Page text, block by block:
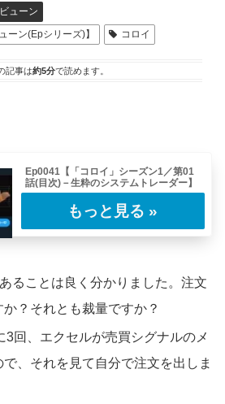
ューン
ーン(Epシリーズ)】
コロイ
記事は約5分で読めます。
Ep0041【「コロイ」シーズン1／第01
話(目次)－生粋のシステムトレーダー】
レーダーとして現役で活躍する「コロイ」氏に
ることは良く分かりました。注文
？それとも裁量ですか？
回、エクセルが売買シグナルのメ
、それを見て自分で注文を出しま